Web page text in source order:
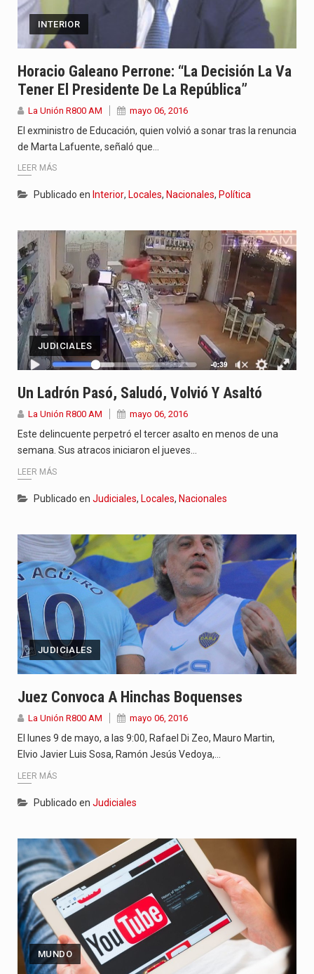
INTERIOR
Horacio Galeano Perrone: “La Decisión La Va
Tener El Presidente De La República”
La Unión R800 AM mayo 06, 2016
El exministro de Educación, quien volvió a sonar tras la renuncia
de Marta Lafuente, señaló que…
LEER MÁS
Publicado en Interior, Locales, Nacionales, Política
JUDICIALES
Un Ladrón Pasó, Saludó, Volvió Y Asaltó
La Unión R800 AM mayo 06, 2016
Este delincuente perpetró el tercer asalto en menos de una
semana. Sus atracos iniciaron el jueves…
LEER MÁS
Publicado en Judiciales, Locales, Nacionales
JUDICIALES
Juez Convoca A Hinchas Boquenses
La Unión R800 AM mayo 06, 2016
El lunes 9 de mayo, a las 9:00, Rafael Di Zeo, Mauro Martin,
Elvio Javier Luis Sosa, Ramón Jesús Vedoya,…
LEER MÁS
Publicado en Judiciales
MUNDO